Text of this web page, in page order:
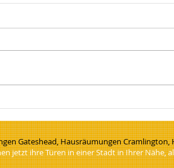
House Clearance
Gateshead, Hausräumungen
jetzt ihre Türen in einer Stadt in Ihrer Nähe,